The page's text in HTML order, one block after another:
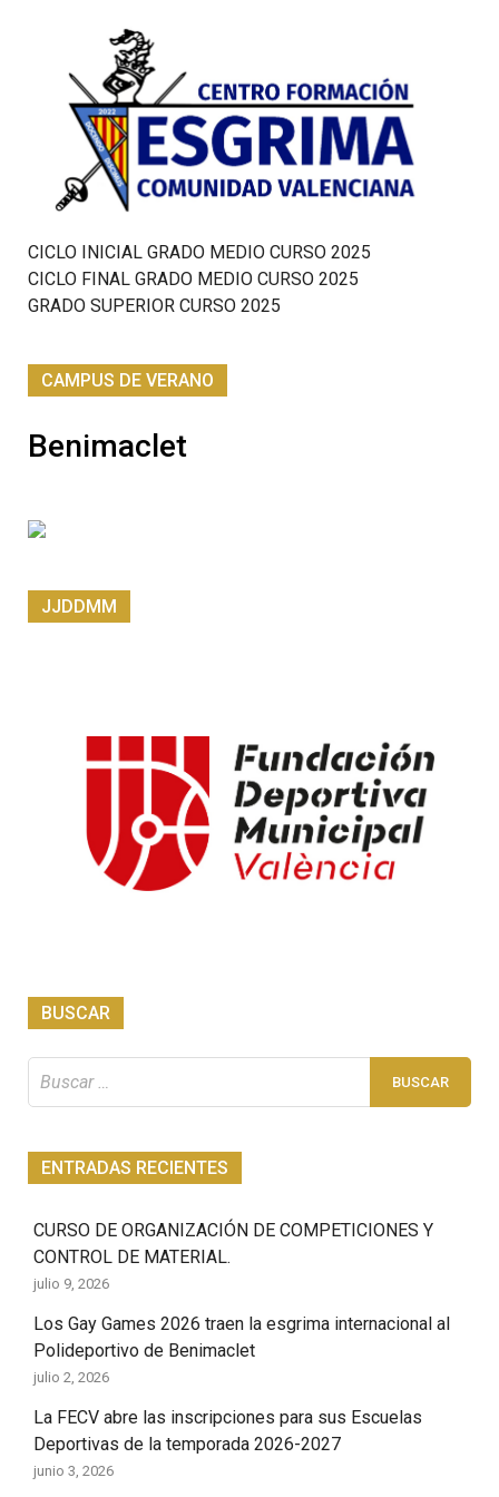
CICLO INICIAL GRADO MEDIO CURSO 2025
CICLO FINAL GRADO MEDIO CURSO 2025
GRADO SUPERIOR CURSO 2025
CAMPUS DE VERANO
Benimaclet
JJDDMM
BUSCAR
ENTRADAS RECIENTES
CURSO DE ORGANIZACIÓN DE COMPETICIONES Y
CONTROL DE MATERIAL.
julio 9, 2026
Los Gay Games 2026 traen la esgrima internacional al
Polideportivo de Benimaclet
julio 2, 2026
La FECV abre las inscripciones para sus Escuelas
Deportivas de la temporada 2026-2027
junio 3, 2026